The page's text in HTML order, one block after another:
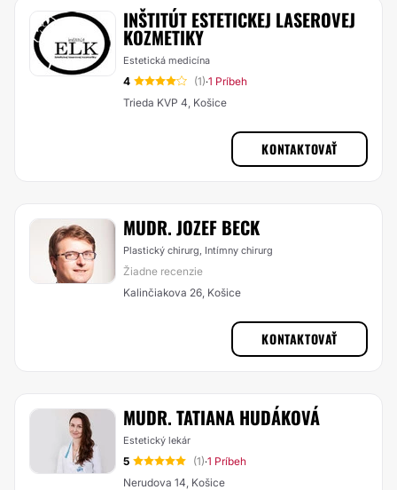
INŠTITÚT ESTETICKEJ LASEROVEJ
KOZMETIKY
Estetická medicína
4 (1)·1 Príbeh
Trieda KVP 4, Košice
KONTAKTOVAŤ
MUDR. JOZEF BECK
Plastický chirurg, Intímny chirurg
Žiadne recenzie
Kalinčiakova 26, Košice
KONTAKTOVAŤ
MUDR. TATIANA HUDÁKOVÁ
Estetický lekár
5 (1)·1 Príbeh
Nerudova 14, Košice